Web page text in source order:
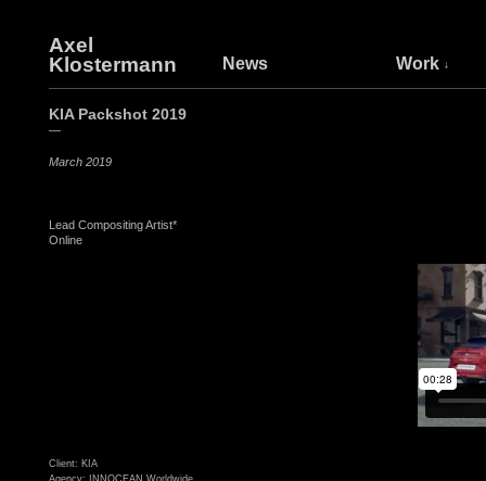
Axel
Klostermann
News Work
KIA Packshot 2019
—
March 2019
Lead Compositing Artist*
Online
Client: KIA
Agency: INNOCEAN Worldwide